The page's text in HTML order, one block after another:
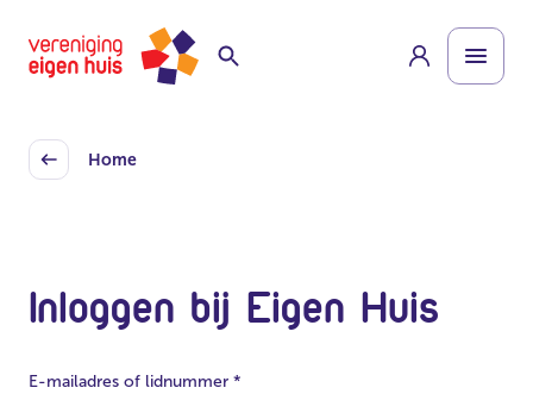
naar
hoofdinhoud
Homepage
Back
Home
Inloggen bij Eigen Huis
E-mailadres of lidnummer *